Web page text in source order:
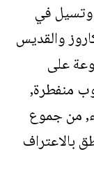
في
والقديس
على
منفطرة,
من جموع
بالاعتراف